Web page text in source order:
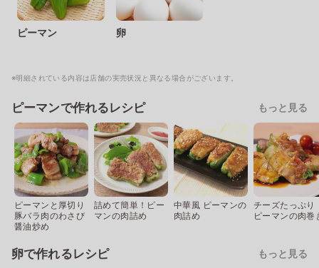
ピーマン 卵
※明細されている内容は店舗の実売状況と異なる場合がございます。
ピーマンで作れるレシピ もっと見る
ピーマンと厚切り
豚バラ肉のわさび
醤油炒め
詰めて簡単！ピー
マンの肉詰め
中華風 ピーマンの
肉詰め
チーズたっぷり
ピーマンの肉巻
卵で作れるレシピ もっと見る